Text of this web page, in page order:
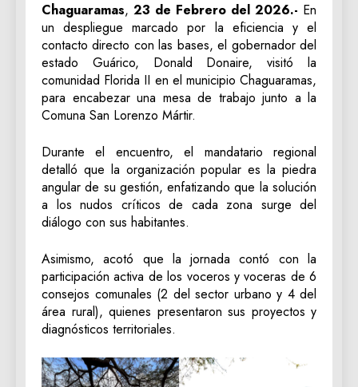
Chaguaramas, 23 de Febrero del 2026.- En
un despliegue marcado por la eficiencia y el
contacto directo con las bases, el gobernador del
estado Guárico, Donald Donaire, visitó la
comunidad Florida II en el municipio Chaguaramas,
para encabezar una mesa de trabajo junto a la
Comuna San Lorenzo Mártir.
Durante el encuentro, el mandatario regional
detalló que la organización popular es la piedra
angular de su gestión, enfatizando que la solución
a los nudos críticos de cada zona surge del
diálogo con sus habitantes.
Asimismo, acotó que la jornada contó con la
participación activa de los voceros y voceras de 6
consejos comunales (2 del sector urbano y 4 del
área rural), quienes presentaron sus proyectos y
diagnósticos territoriales.